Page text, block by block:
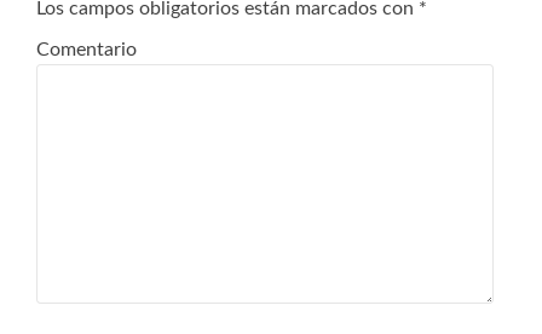
Los campos obligatorios están marcados con *
Comentario